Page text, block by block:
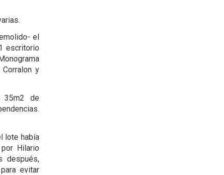
el
escritorio
y
35m2 de
lote había
Hilario
después,
evitar